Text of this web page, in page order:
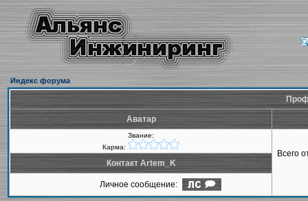
Индекс форума
Аватар
Звание:
Карма:
Всего
Контакт Artem_K
Личное сообщение: